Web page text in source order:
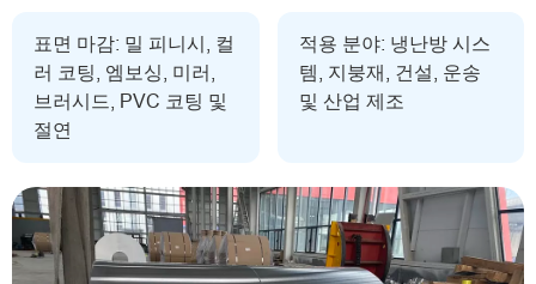
표면 마감: 밀 피니시, 컬
러 코팅, 엠보싱, 미러,
브러시드, PVC 코팅 및
절연
적용 분야: 냉난방 시스
템, 지붕재, 건설, 운송
및 산업 제조